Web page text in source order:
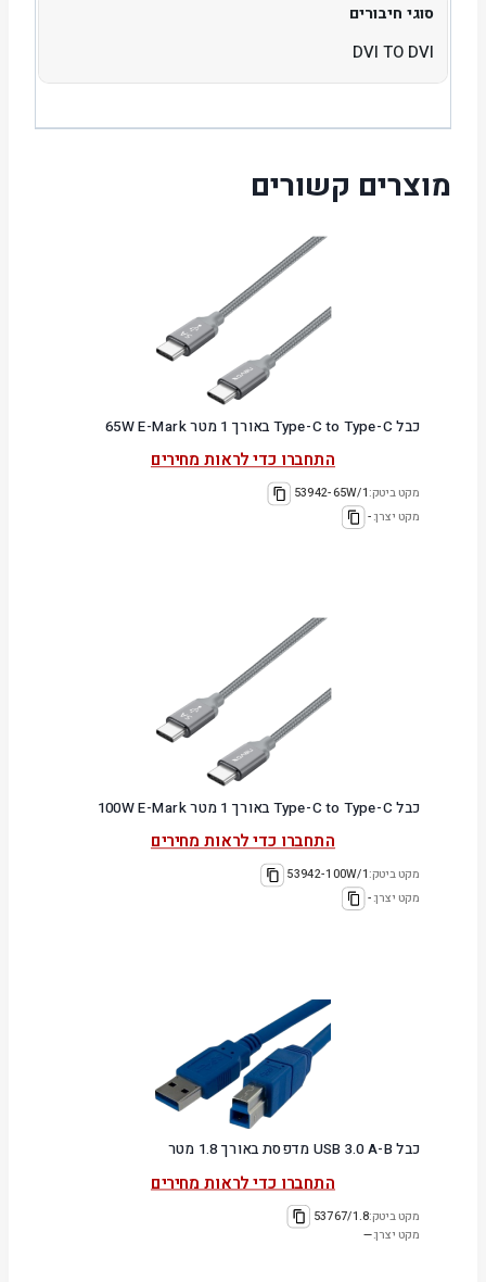
סוגי חיבורים
DVI TO DVI
מוצרים קשורים
כבל Type-C to Type-C באורך 1 מטר 65W E-Mark
התחברו כדי לראות מחירים
מקט ביטק:53942-65W/1
מקט יצרן:-
כבל Type-C to Type-C באורך 1 מטר 100W E-Mark
התחברו כדי לראות מחירים
מקט ביטק:53942-100W/1
מקט יצרן:-
כבל USB 3.0 A-B מדפסת באורך 1.8 מטר
התחברו כדי לראות מחירים
מקט ביטק:53767/1.8
מקט יצרן:—